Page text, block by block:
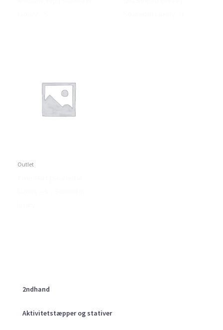
2ndhand
Aktivitetstæpper og stativer
Outlet